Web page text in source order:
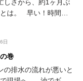
の巻
しさから、約1ヶ月ぶ
鉄骨階段の下見。
足。 …
巻
日